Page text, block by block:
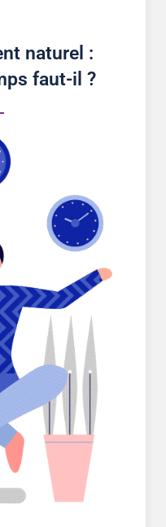
naturel :
faut-il ?